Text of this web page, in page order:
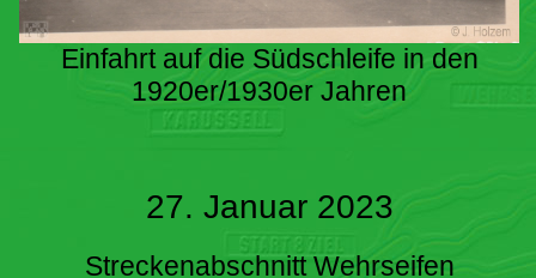
Einfahrt auf die Südschleife in den
1920er/1930er Jahren
27. Januar 2023
Streckenabschnitt Wehrseifen